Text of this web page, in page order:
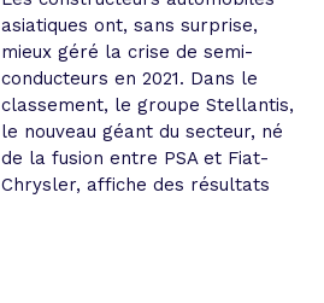
asiatiques ont, sans surprise,
mieux géré la crise de semi-
conducteurs en 2021. Dans le
classement, le groupe Stellantis,
le nouveau géant du secteur, né
de la fusion entre PSA et Fiat-
Chrysler, affiche des résultats